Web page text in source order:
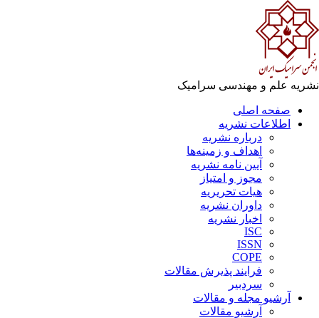
علم و مهندسی سرامیک
صفحه اصلی
اطلاعات نشریه
درباره نشریه
اهداف و زمینه‌ها
آیین نامه نشریه
مجوز و امتیاز
هیات تحریریه
داوران نشریه
اخبار نشریه
ISC
ISSN
COPE
فرایند پذیرش مقالات
سردبیر
آرشیو مجله و مقالات
آرشیو مقالات